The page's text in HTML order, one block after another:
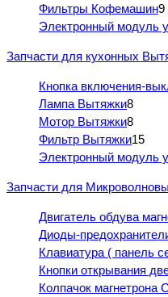
Фильтры Кофемашин9
Электронный модуль
Запчасти для кухонных
Кнопка включения-
Лампа Вытяжки8
Мотор Вытяжки8
Фильтр Вытяжки15
Электронный модуль
Запчасти для
Двигатель обдува
Диоды-
Клавиатура ( панель
Кнопки открывания
Колпачок магнетрона